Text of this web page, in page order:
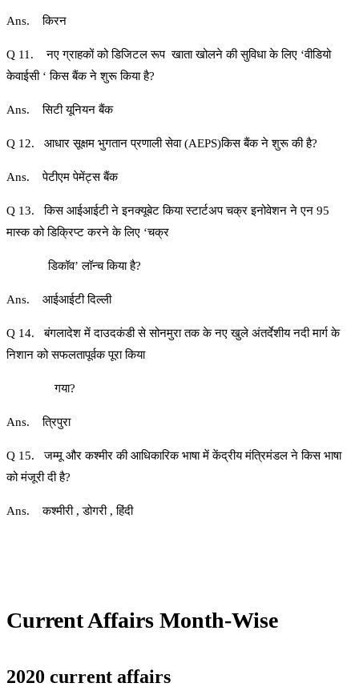
Ans. किरन
Q 11. नए ग्राहकों को डिजिटल रूप खाता खोलने की सुविधा के लिए ‘वीडियो
केवाईसी ‘ किस बैंक ने शुरू किया है?
Ans. सिटी यूनियन बैंक
Q 12. आधार सूक्षम भुगतान प्रणाली सेवा (AEPS)किस बैंक ने शुरू की है?
Ans. पेटीएम पेमेंट्स बैंक
Q 13. किस आईआईटी ने इनक्यूबेट किया स्टार्टअप चक्र इनोवेशन ने एन 95
मास्क को डिक्रिप्ट करने के लिए ‘चक्र
डिकॉव’ लॉन्च किया है?
Ans. आईआईटी दिल्ली
Q 14. बंगलादेश में दाउदकंडी से सोनमुरा तक के नए खुले अंतर्देशीय नदी मार्ग के
निशान को सफलतापूर्वक पूरा किया
गया?
Ans. त्रिपुरा
Q 15. जम्मू और कश्मीर की आधिकारिक भाषा में केंद्रीय मंत्रिमंडल ने किस भाषा
को मंजूरी दी है?
Ans. कश्मीरी , डोगरी , हिंदी
Current Affairs Month-Wise
2020 current affairs